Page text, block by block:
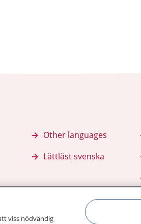
Other languages
Lättläst svenska
viss nödvändig